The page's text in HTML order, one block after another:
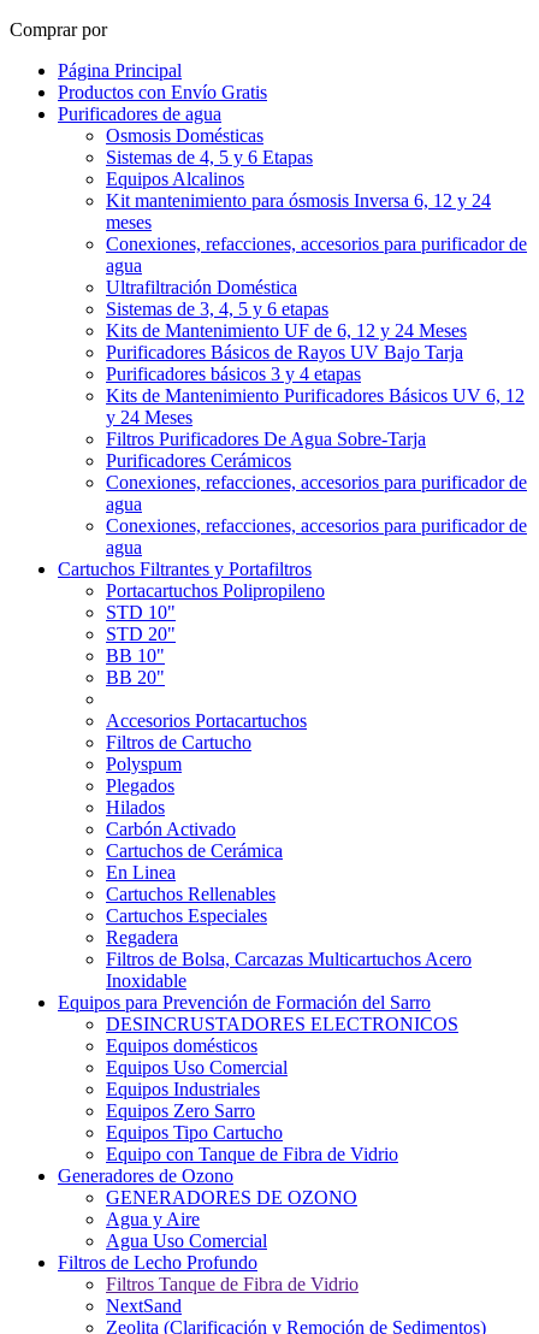
Comprar por
Página Principal
Productos con Envío Gratis
Purificadores de agua
Osmosis Domésticas
Sistemas de 4, 5 y 6 Etapas
Equipos Alcalinos
Kit mantenimiento para ósmosis Inversa 6, 12 y 24
meses
Conexiones, refacciones, accesorios para purificador de
agua
Ultrafiltración Doméstica
Sistemas de 3, 4, 5 y 6 etapas
Kits de Mantenimiento UF de 6, 12 y 24 Meses
Purificadores Básicos de Rayos UV Bajo Tarja
Purificadores básicos 3 y 4 etapas
Kits de Mantenimiento Purificadores Básicos UV 6, 12
y 24 Meses
Filtros Purificadores De Agua Sobre-Tarja
Purificadores Cerámicos
Conexiones, refacciones, accesorios para purificador de
agua
Conexiones, refacciones, accesorios para purificador de
agua
Cartuchos Filtrantes y Portafiltros
Portacartuchos Polipropileno
STD 10"
STD 20"
BB 10"
BB 20"
Accesorios Portacartuchos
Filtros de Cartucho
Polyspum
Plegados
Hilados
Carbón Activado
Cartuchos de Cerámica
En Linea
Cartuchos Rellenables
Cartuchos Especiales
Regadera
Filtros de Bolsa, Carcazas Multicartuchos Acero
Inoxidable
Equipos para Prevención de Formación del Sarro
DESINCRUSTADORES ELECTRONICOS
Equipos domésticos
Equipos Uso Comercial
Equipos Industriales
Equipos Zero Sarro
Equipos Tipo Cartucho
Equipo con Tanque de Fibra de Vidrio
Generadores de Ozono
GENERADORES DE OZONO
Agua y Aire
Agua Uso Comercial
Filtros de Lecho Profundo
Filtros Tanque de Fibra de Vidrio
NextSand
Zeolita (Clarificación y Remoción de Sedimentos)